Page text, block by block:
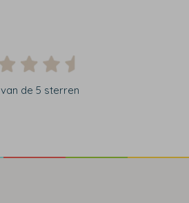
van de 5 sterren